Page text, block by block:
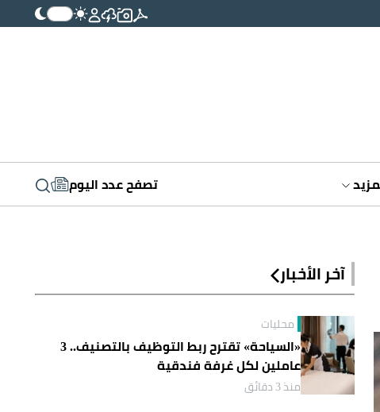
تصفح عدد اليوم
آخر الأخبار
محليات
«السياحة» تقترح ربط التوظيف بالتصنيف.. 3
عاملين لكل غرفة فندقية
منذ 3 دقائق